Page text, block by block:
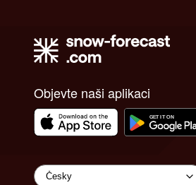
Objevte naši aplikaci